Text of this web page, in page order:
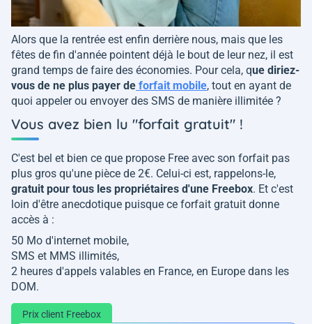
Alors que la rentrée est enfin derrière nous, mais que les
fêtes de fin d'année pointent déjà le bout de leur nez, il est
grand temps de faire des économies. Pour cela, que diriez-
vous de ne plus payer de forfait mobile, tout en ayant de
quoi appeler ou envoyer des SMS de manière illimitée ?
Vous avez bien lu "forfait gratuit" !
C'est bel et bien ce que propose Free avec son forfait pas
plus gros qu'une pièce de 2€. Celui-ci est, rappelons-le,
gratuit pour tous les propriétaires d'une Freebox. Et c'est
loin d'être anecdotique puisque ce forfait gratuit donne
accès à :
50 Mo d'internet mobile,
SMS et MMS illimités,
2 heures d'appels valables en France, en Europe dans les
DOM.
Prix client Freebox